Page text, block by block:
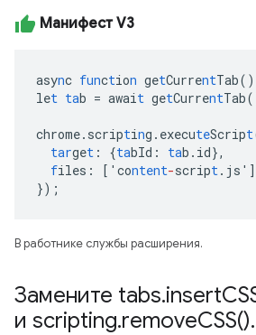
Манифест V3
async function getCurrentTab()
let tab = await getCurrent
chrome.scripting.executeScript
target : {tabId : tab.id},
files : [ 'content-script.js' ]
});
В работнике службы расширения.
Замените tabs.insert
и scripting.removeCSS().